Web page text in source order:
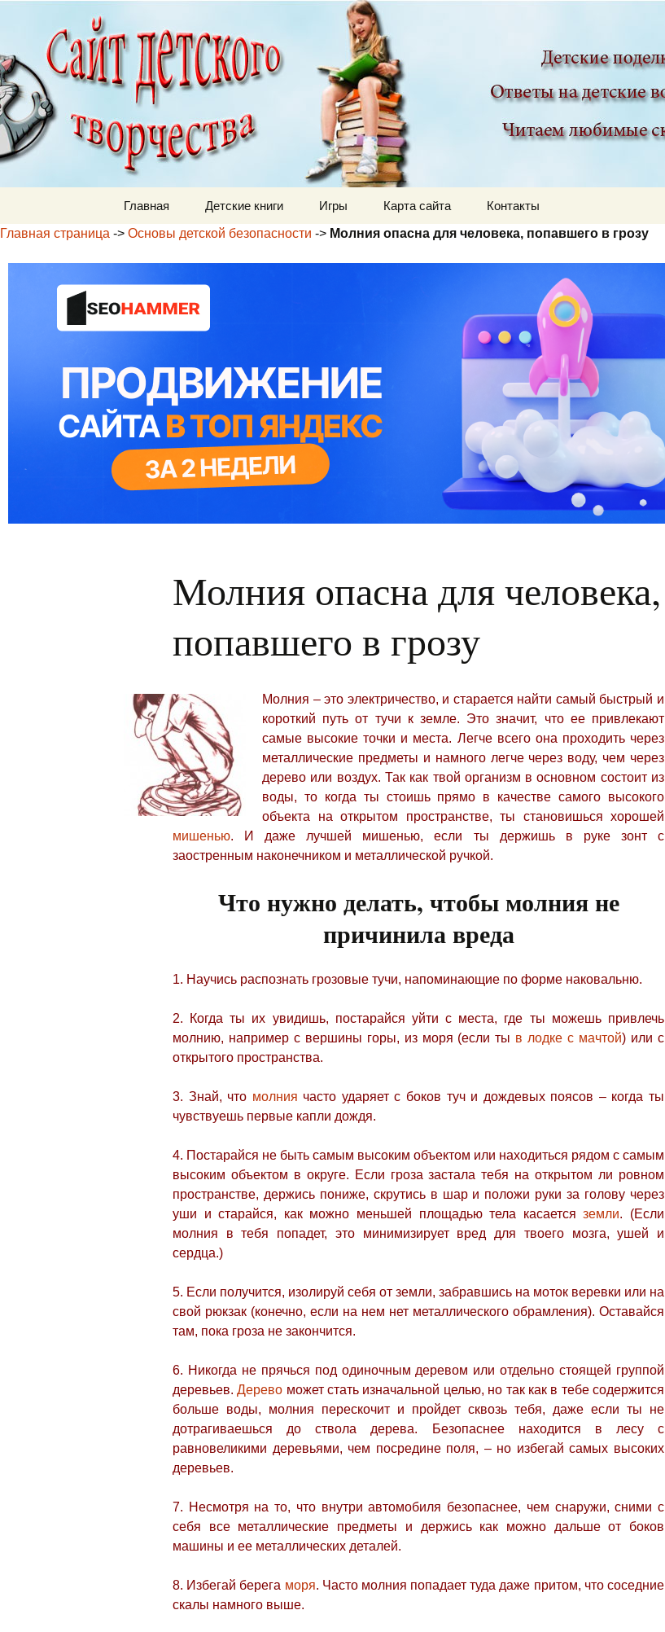
Детский мир
Главная Детские книги Игры Карта сайта Контакты
Главная страница -> Основы детской безопасности -> Молния опасна для человека, попавшего в грозу
Молния опасна для человека,
попавшего в грозу
Молния – это электричество, и старается найти самый быстрый и
короткий путь от тучи к земле. Это значит, что ее привлекают
самые высокие точки и места. Легче всего она проходить через
металлические предметы и намного легче через воду, чем через
дерево или воздух. Так как твой организм в основном состоит из
воды, то когда ты стоишь прямо в качествесамого высокого
объекта на открытом пространстве, ты становишься хорошей
мишенью. И даже лучшей мишенью, если ты держишь в руке зонт с
заостренным наконечником и металлической ручкой.
Что нужно делать, чтобы молния не
причинила вреда
1. Научись распознать грозовые тучи, напоминающие по форме наковальню.
2. Когда ты их увидишь, постарайся уйти с места, где ты можешь привлечь
молнию, например с вершины горы, из моря (если ты в лодке с мачтой) или с
открытого пространства.
3. Знай, что молния часто ударяет с боков туч и дождевых поясов – когда ты
чувствуешь первые капли дождя.
4. Постарайся не быть самым высоким объектом или находиться рядом с самым
высоким объектом в округе. Если гроза застала тебя на открытом ли ровном
пространстве, держись пониже, скрутись в шар и положи руки за голову через
уши и старайся, как можно меньшей площадью тела касаетсяземли. (Если
молния в тебя попадет, это минимизирует вред для твоего мозга, ушей и
сердца.)
5. Если получится, изолируй себя от земли, забравшись на моток веревки или на
свой рюкзак (конечно, если на нем нет металлического обрамления). Оставайся
там, пока гроза не закончится.
6. Никогда не прячься под одиночным деревом или отдельно стоящей группой
деревьев.Дерево может стать изначальной целью, но так как в тебе содержится
больше воды, молния перескочит и пройдет сквозь тебя, даже если ты не
дотрагиваешься до ствола дерева. Безопаснее находится в лесу с
равновеликими деревьями, чем посредине поля, – но избегай самых высоких
деревьев.
7. Несмотря на то, что внутри автомобиля безопаснее, чем снаружи, сними с
себя все металлические предметы и держись как можно дальше от боков
машины и ее металлических деталей.
8. Избегай берега моря. Часто молния попадает туда даже притом, что соседние
скалы намного выше.